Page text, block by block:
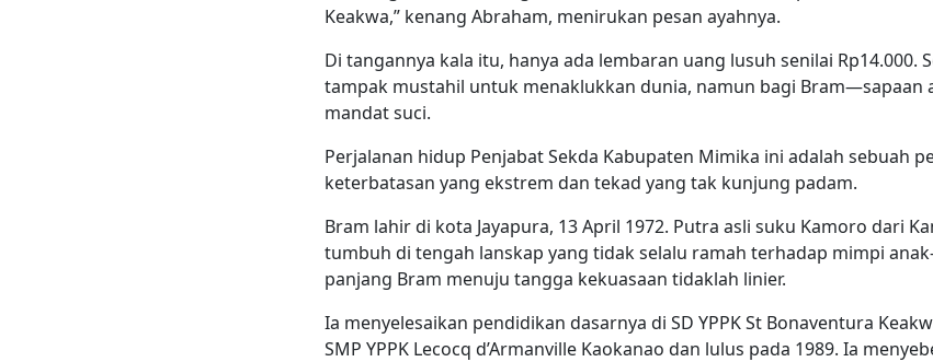
Keakwa,” kenang Abraham, menirukan pesan ayahnya.
Di tangannya kala itu, hanya ada lembaran uang lusuh senilai Rp14.000.
tampak mustahil untuk menaklukkan dunia, namun bagi
mandat suci.
Perjalanan hidup Penjabat Sekda Kabupaten Mimika ini adalah sebuah
keterbatasan yang ekstrem dan tekad yang tak kunjung padam.
Bram lahir di kota Jayapura, 13 April 1972. Putra asli suku Kamoro dari
tumbuh di tengah lanskap yang tidak selalu ramah terha­dap mimpi
panjang Bram menuju tangga kekuasaan tidaklah linier.
Ia menyelesaikan pendidikan dasar­nya di SD YPPK St Bonaventura
SMP YPPK Lecocq d’Armanville Kaokanao dan lulus pada 1989. Ia